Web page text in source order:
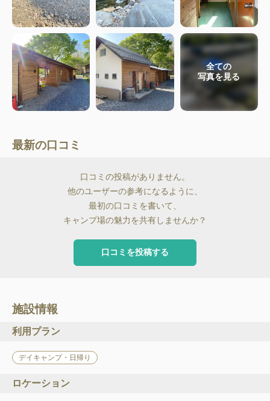
全ての
写真を見る
最新の口コミ
口コミの投稿がありません。
他のユーザーの参考になるように、
最初の口コミを書いて、
キャンプ場の魅力を共有しませんか？
口コミを投稿する
施設情報
利用プラン
デイキャンプ・日帰り
ロケーション